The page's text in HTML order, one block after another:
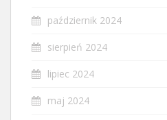
październik 2024
sierpień 2024
lipiec 2024
maj 2024